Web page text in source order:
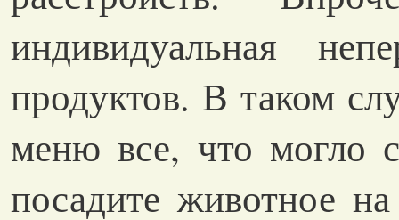
индивидуальная
продуктов. В таком
меню все, что могло
посадите животное